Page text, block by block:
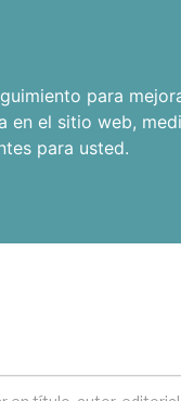
para
en el sitio web,
para usted.